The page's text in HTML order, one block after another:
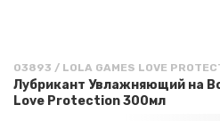
03893 / LOLA GAMES LOVE
Лубрикант Увлажняющий на
Love Protection 300мл